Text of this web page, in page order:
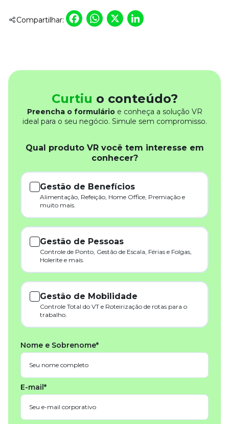
Compartilhar: Facebook
WhatsApp
X
Curtiu o conteúdo?
Preencha o formulárioe conheça a solução VR
ideal para o seu negócio. Simule sem compromisso.
Qual produto VR você tem interesse em
conhecer?
Gestão de Benefícios
Alimentação, Refeição, Home Office, Premiação e
muito mais.
Gestão de Pessoas
Controle de Ponto, Gestão de Escala, Férias e Folgas,
Holerite e mais.
Gestão de Mobilidade
Controle Total do VT e Roteirização de rotas para o
trabalho.
Nome e Sobrenome*
E-mail*